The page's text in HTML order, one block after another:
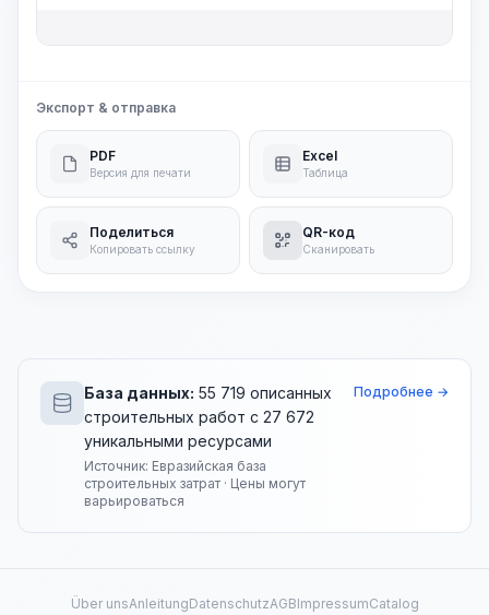
Экспорт & отправка
PDF
Версия для печати
Excel
Таблица
Поделиться
Копировать ссылку
QR-код
Сканировать
База данных: 55 719 описанных
строительных работ с 27 672
уникальными ресурсами
Источник: Евразийская база
строительных затрат · Цены могут
варьироваться
Подробнее →
Über unsAnleitungDatenschutzAGBImpressumCatalog